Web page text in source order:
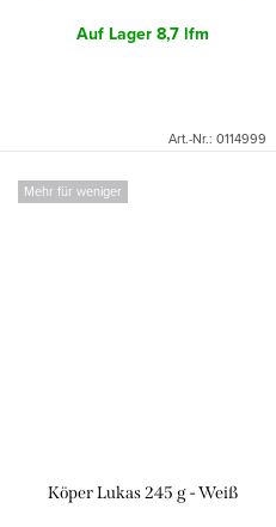
Auf Lager8,7 lfm
Art.-Nr.: 0114999
Mehr für weniger
Köper Lukas 245 g - Weiß